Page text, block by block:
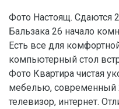
Фото Настоящ. Сдаются
Бальзака 26 начало
Есть все для
компьютерный стол
Фото Квартира чистая
мебелью, современный
телевизор, интернет.